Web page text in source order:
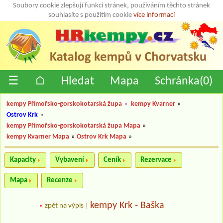
Soubory cookie zlepšují funkci stránek, používáním těchto stránek
souhlasíte s použitím cookie více informací
☰ ⌂ Hledat Mapa Schránka(0)
kempy Přímořsko-gorskokotarská župa » kempy Kvarner »
Ostrov Krk »
kempy Přímořsko-gorskokotarská župa Mapa »
kempy Kvarner Mapa » Ostrov Krk Mapa »
Kapacity Vybavení Ceník Rezervace
Mapa Recenze
« zpět na výpis kempy Krk - Baška